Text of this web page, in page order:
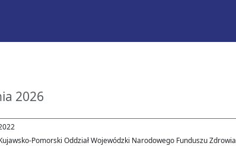
2026
Pomorski Oddział Wojewódzki Narodowego Funduszu Zdrowia